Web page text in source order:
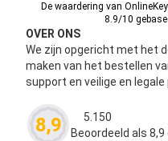
De waardering van
8.9/10
OVER ONS
We zijn opgericht met het
maken van het bestellen
support en veilige en legale
8,9 Waardering
5.150
Beoordeeld als